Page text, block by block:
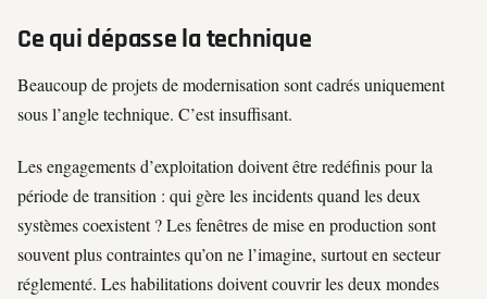
Ce qui dépasse la technique
Beaucoup de projets de modernisation sont cadrés uniquement
sous l’angle technique. C’est insuffisant.
Les engagements d’exploitation doivent être redéfinis pour la
période de transition : qui gère les incidents quand les deux
systèmes coexistent ? Les fenêtres de mise en production sont
souvent plus contraintes qu’on ne l’imagine, surtout en secteur
réglementé. Les habilitations doivent couvrir les deux mondes